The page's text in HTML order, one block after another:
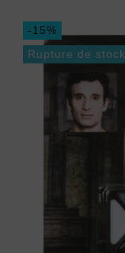
-15%
Rupture de stock